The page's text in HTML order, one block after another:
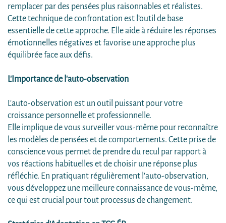
remplacer par des pensées plus raisonnables et réalistes.
Cette technique de confrontation est l’outil de base
essentielle de cette approche. Elle aide à réduire les réponses
émotionnelles négatives et favorise une approche plus
équilibrée face aux défis.
L'Importance de l'auto-observation
L'auto-observation est un outil puissant pour votre
croissance personnelle et professionnelle.
Elle implique de vous surveiller vous-même pour reconnaître
les modèles de pensées et de comportements. Cette prise de
conscience vous permet de prendre du recul par rapport à
vos réactions habituelles et de choisir une réponse plus
réfléchie. En pratiquant régulièrement l'auto-observation,
vous développez une meilleure connaissance de vous-même,
ce qui est crucial pour tout processus de changement.